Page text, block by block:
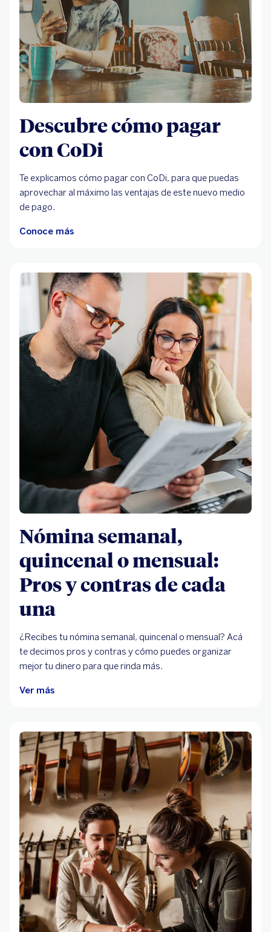
Descubre cómo pagar
con CoDi
Te explicamos cómo pagar con CoDi, para que puedas
aprovechar al máximo las ventajas de este nuevo medio
de pago.
Conoce más
Nómina semanal,
quincenal o mensual:
Pros y contras de cada
una
¿Recibes tu nómina semanal, quincenal o mensual? Acá
te decimos pros y contras y cómo puedes organizar
mejor tu dinero para que rinda más.
Ver más